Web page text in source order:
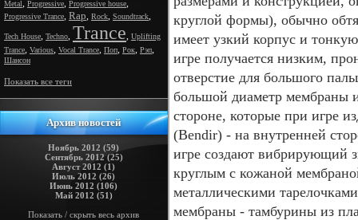
Metal, Progressive, Progressive house,
Progressive Trance, Rap, Rock, Soundtrack,
Tech House, Techno, Trance, Uplifting
Trance, Various, Vocal Trance, Поп, Рок, Рэп,
Шансон
Показать все теги
Архив новостей
Ноябрь 2012 (59)
Сентябрь 2012 (25)
Август 2012 (1)
Июль 2012 (26)
Июнь 2012 (106)
Май 2012 (51)
Показать / скрыть весь архив
круглой формы), обычно
имеет узкий корпус и
игре получается низким,
отверстие для большого
большой диаметр мембраны
стороне, которые при игре
(Bendir) - на внутренней
игре создают вибрирующий
круглым с кожаной
металлическими
мембраны - тамбурины из